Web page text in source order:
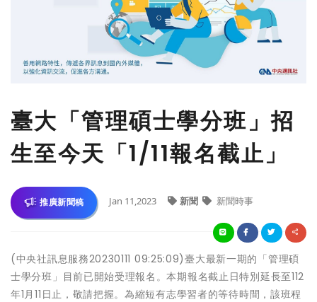
臺大「管理碩士學分班」招
生至今天「1/11報名截止」
推廣新聞稿 Jan 11,2023 新聞 新聞時事
(中央社訊息服務20230111 09:25:09)臺大最新一期的「管理碩
士學分班」目前已開始受理報名。本期報名截止日特別延長至112
年1月11日止，敬請把握。為縮短有志學習者的等待時間，該班程